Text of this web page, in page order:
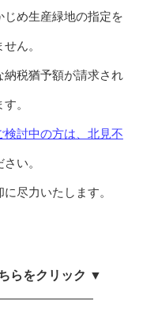
め生産緑地の指定を
ん。
税猶予額が請求され
。
討中の方は、北見不
い。
尽力いたします。
らをクリック ▼